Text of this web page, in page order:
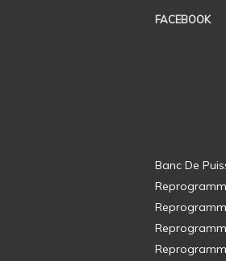
FACEBOOK
Banc De